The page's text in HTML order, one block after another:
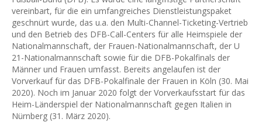
vereinbart, für die ein umfangreiches Dienstleistungspaket
geschnürt wurde, das u.a. den Multi-Channel-Ticketing-Vertrieb
und den Betrieb des DFB-Call-Centers für alle Heimspiele der
Nationalmannschaft, der Frauen-Nationalmannschaft, der U
21-Nationalmannschaft sowie für die DFB-Pokalfinals der
Männer und Frauen umfasst. Bereits angelaufen ist der
Vorverkauf für das DFB-Pokalfinale der Frauen in Köln (30. Mai
2020). Noch im Januar 2020 folgt der Vorverkaufsstart für das
Heim-Länderspiel der Nationalmannschaft gegen Italien in
Nürnberg (31. März 2020).